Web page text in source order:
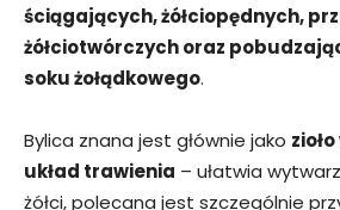
ściągających, żółciopędnych,
żółciotwórczych oraz
soku żołądkowego.
Bylica znana jest głównie jako
układ trawienia – ułatwia
żółci, polecana jest szczególnie